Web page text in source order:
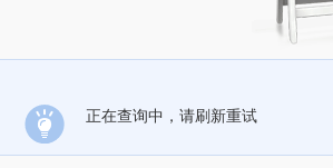
正在查询中，请刷新重试